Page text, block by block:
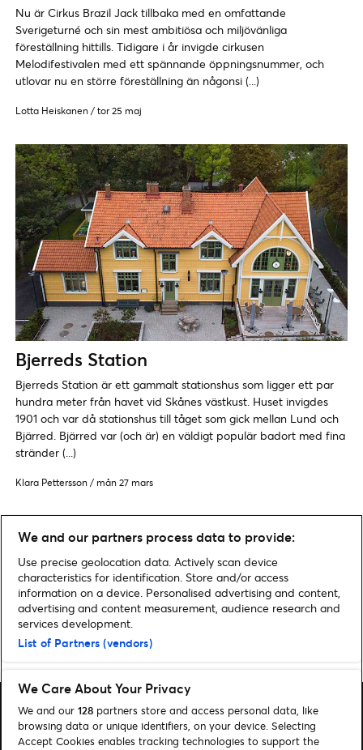
Nu är Cirkus Brazil Jack tillbaka med en omfattande
Sverigeturné och sin mest ambitiösa och miljövänliga
föreställning hittills. Tidigare i år invigde cirkusen
Melodifestivalen med ett spännande öppningsnummer, och
utlovar nu en större föreställning än någonsi (...)
Lotta Heiskanen / tor 25 maj
Bjerreds Station
Bjerreds Station är ett gammalt stationshus som ligger ett par
hundra meter från havet vid Skånes västkust. Huset invigdes
1901 och var då stationshus till tåget som gick mellan Lund och
Bjärred. Bjärred var (och är) en väldigt populär badort med fina
stränder (...)
Klara Pettersson / mån 27 mars
SOMMARTIPS - ALLA NYHETER
Home» Sommartips
We and our partners process data to provide:
Use precise geolocation data. Actively scan device
characteristics for identification. Store and/or access
information on a device. Personalised advertising and content,
advertising and content measurement, audience research and
services development.
List of Partners (vendors)
We Care About Your Privacy
We and our 128 partners store and access personal data, like
browsing data or unique identifiers, on your device. Selecting
Accept Cookies enables tracking technologies to support the